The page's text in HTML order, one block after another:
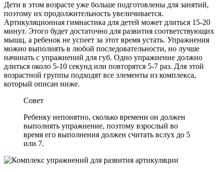
Дети в этом возрасте уже больше подготовлены для занятий,
поэтому их продолжительность увеличивается.
Артикуляционная гимнастика для детей может длиться 15-20
минут. Этого будет достаточно для развития соответствующих
мышц, а ребенок не успеет за этот время устать. Упражнения
можно выполнять в любой последовательности, но лучше
начинать с упражнений для губ. Одно упражнение должно
длиться около 5-10 секунд или повторятся 5-7 раз. Для этой
возрастной группы подходят все элементы из комплекса,
который описан ниже.
Совет
Ребенку непонятно, сколько времени он должен
выполнять упражнение, поэтому взрослый во
время его выполнения должен считать вслух до 5
или 7.